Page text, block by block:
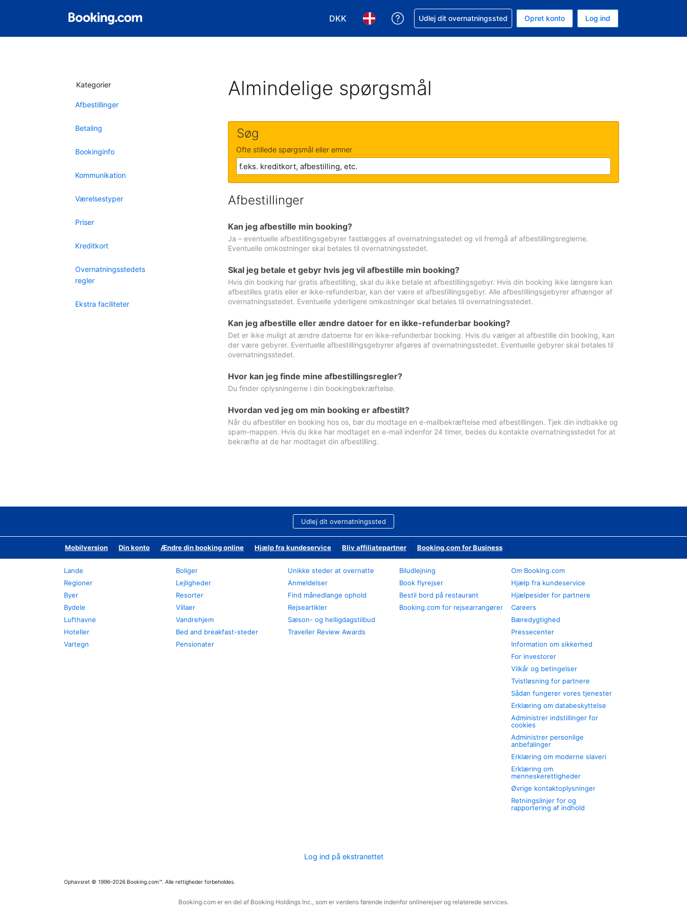
DKK
Vælg valuta. Din nuværende valuta er Danske kroner
Vælg sprog. Dit nuværende sprog er Dansk
Få hjælp til en booking
Udlej dit overnatningssted Opret konto Log ind
Kategorier
Afbestillinger
Betaling
Bookinginfo
Kommunikation
Værelsestyper
Priser
Kreditkort
Overnatningsstedets
regler
Ekstra faciliteter
Almindelige spørgsmål
Søg
Ofte stillede spørgsmål eller emner
Afbestillinger
Kan jeg afbestille min booking?
Ja – eventuelle afbestillingsgebyrer fastlægges af overnatningsstedet og vil fremgå af afbestillingsreglerne.
Eventuelle omkostninger skal betales til overnatningsstedet.
Skal jeg betale et gebyr hvis jeg vil afbestille min booking?
Hvis din booking har gratis afbestilling, skal du ikke betale et afbestillingsgebyr. Hvis din booking ikke længere kan
afbestilles gratis eller er ikke-refunderbar, kan der være et afbestillingsgebyr. Alle afbestillingsgebyrer afhænger af
overnatningsstedet. Eventuelle yderligere omkostninger skal betales til overnatningsstedet.
Kan jeg afbestille eller ændre datoer for en ikke-refunderbar booking?
Det er ikke muligt at ændre datoerne for en ikke-refunderbar booking. Hvis du vælger at afbestille din booking, kan
der være gebyrer. Eventuelle afbestillingsgebyrer afgøres af overnatningsstedet. Eventuelle gebyrer skal betales til
overnatningsstedet.
Hvor kan jeg finde mine afbestillingsregler?
Du finder oplysningerne i din bookingbekræftelse.
Hvordan ved jeg om min booking er afbestilt?
Når du afbestiller en booking hos os, bør du modtage en e-mailbekræftelse med afbestillingen. Tjek din indbakke og
spam-mappen. Hvis du ikke har modtaget en e-mail indenfor 24 timer, bedes du kontakte overnatningsstedet for at
bekræfte at de har modtaget din afbestilling.
Udlej dit overnatningssted
Mobilversion Din konto Ændre din booking online Hjælp fra kundeservice Bliv affiliatepartner Booking.com for Business
Lande
Regioner
Byer
Bydele
Lufthavne
Hoteller
Vartegn
Boliger
Lejligheder
Resorter
Villaer
Vandrehjem
Bed and breakfast-steder
Pensionater
Unikke steder at overnatte
Anmeldelser
Find månedlange ophold
Rejseartikler
Sæson- og helligdagstilbud
Traveller Review Awards
Biludlejning
Book flyrejser
Bestil bord på restaurant
Booking.com for rejsearrangører
Om Booking.com
Hjælp fra kundeservice
Hjælpesider for partnere
Careers
Bæredygtighed
Pressecenter
Information om sikkerhed
For investorer
Vilkår og betingelser
Tvistløsning for partnere
Sådan fungerer vores tjenester
Erklæring om databeskyttelse
Administrer indstillinger for
cookies
Administrer personlige
anbefalinger
Erklæring om moderne slaveri
Erklæring om
menneskerettigheder
Øvrige kontaktoplysninger
Retningslinjer for og
rapportering af indhold
Log ind på ekstranettet
Ophavsret © 1996–2026 Booking.com™. Alle rettigheder forbeholdes.
Booking.com er en del af Booking Holdings Inc., som er verdens førende indenfor onlinerejser og relaterede services.